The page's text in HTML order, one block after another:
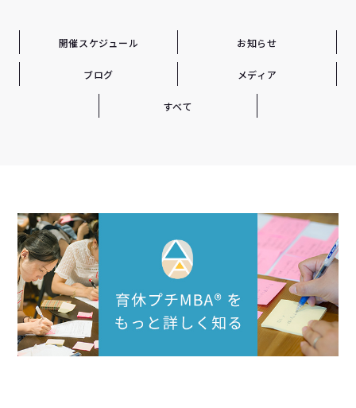
開催スケジュール お知らせ
ブログ メディア
すべて